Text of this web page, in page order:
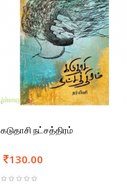
கடுதாசி நட்சத்திரம்
130.00